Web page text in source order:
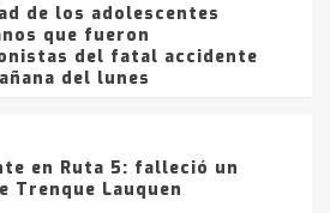
de los adolescentes
que fueron
del fatal accidente
del lunes
en Ruta 5: falleció un
Trenque Lauquen